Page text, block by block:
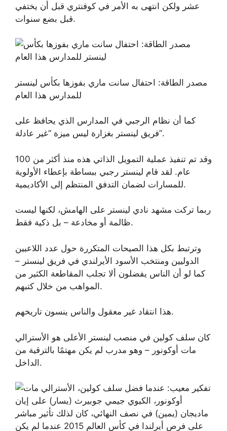
عشر ولكن انتهى به الأمر في كوفنتري قبل أن يختفي
قبل بضع سنوات.
مصدر الطاقة: احتفال سانت ماري بفوزها بكأس لينستر
للمدارس هذا العام
كما أن نظام الرجبي في المدارس الذي يحافظ على
فريق لينستر بغزارة ليس ميزة “غير عادلة”.
وقد تم تنفيذ عملية التمويل الذاتي هذه منذ أكثر من 100
عام. لقد قام لينستر رجبي ببساطة بإعطاء الأولوية
للمسارات لضمان التدفق المنتظم إلى الأكاديمية.
ربما تركت مشهد نادي لينستر على الهامش، لكنها ليست
ظالمة أو مخادعة – بل ذكية فقط.
وترتبط بكل هذا الصيحات المتكررة حول عدد اللاعبين
الدوليين ومنتخب الأسود الأيرلندي في فريق لينستر –
كما لو أن الناس يفضلون ألا تجلب المقاطعة الكثير من
المواهب من خلال كتبهم.
هذا انتقاد غير معقول والناس ينسون تاريخهم.
كان سلف كولين في منصب لينستر الأعلى هو الأسترالي
مات أوكونور – وهو مدرب لم يكن مهتمًا بالترقية من
الداخل.